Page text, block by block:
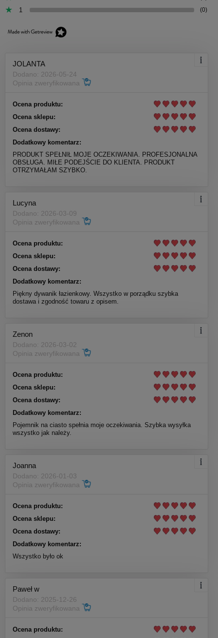
1 (0)
JOLANTA
Dodano: 2026-05-24
Opinia zweryfikowana
Ocena produktu:
Ocena sklepu:
Ocena dostawy:
Dodatkowy komentarz:
PRODUKT SPEŁNIŁ MOJE OCZEKIWANIA. PROFESJONALNA
OBSŁUGA. MIŁE PODEJŚCIE DO KLIENTA. PRODUKT
OTRZYMAŁAM SZYBKO.
Lucyna
Dodano: 2026-03-09
Opinia zweryfikowana
Ocena produktu:
Ocena sklepu:
Ocena dostawy:
Dodatkowy komentarz:
Piękny dywanik łazienkowy. Wszystko w porządku szybka
dostawa i zgodność towaru z opisem.
Zenon
Dodano: 2026-03-02
Opinia zweryfikowana
Ocena produktu:
Ocena sklepu:
Ocena dostawy:
Dodatkowy komentarz:
Pojemnik na ciasto spełnia moje oczekiwania. Szybka wysyłka
wszystko jak należy.
Joanna
Dodano: 2026-01-03
Opinia zweryfikowana
Ocena produktu:
Ocena sklepu:
Ocena dostawy:
Dodatkowy komentarz:
Wszystko było ok
Paweł w
Dodano: 2025-12-26
Opinia zweryfikowana
Ocena produktu: